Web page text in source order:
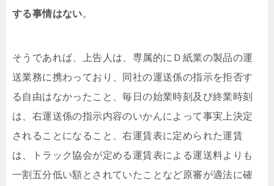
する事情はない。
そうであれば、上告人は、専属的にＤ紙業の製品の運
送業務に携わっており、同社の運送係の指示を拒否す
る自由はなかったこと、毎日の始業時刻及び終業時刻
は、右運送係の指示内容のいかんによって事実上決定
されることになること、右運賃表に定められた運賃
は、トラック協会が定める運賃表による運送料よりも
一割五分低い額とされていたことなど原審が適法に確